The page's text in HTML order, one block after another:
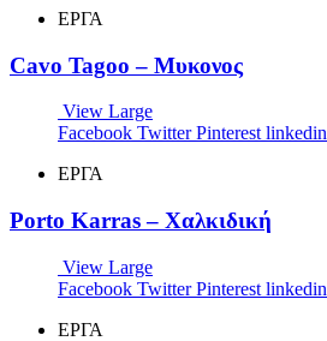
ΕΡΓΑ
Cavo Tagoo – Μυκονος
View Large
Facebook Twitter Pinterest linkedin
ΕΡΓΑ
Porto Karras – Χαλκιδική
View Large
Facebook Twitter Pinterest linkedin
ΕΡΓΑ